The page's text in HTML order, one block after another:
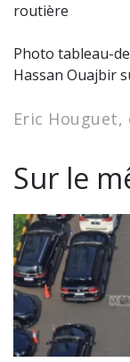
routière
Photo tableau-
Hassan Ouajbir
Eric
Sur le